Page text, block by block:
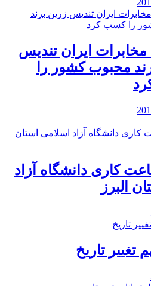
ایران تندیس
محبوب کشور را
کاری دانشگاه آزاد
البرز
تغییر تاریخ